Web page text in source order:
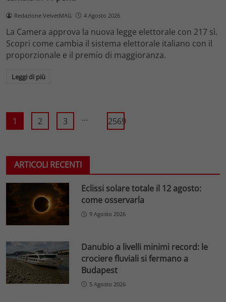
Redazione VelvetMAG 4 Agosto 2026
La Camera approva la nuova legge elettorale con 217 sì.
Scopri come cambia il sistema elettorale italiano con il
proporzionale e il premio di maggioranza.
Leggi di più
1 2 3 ... 2569
ARTICOLI RECENTI
Eclissi solare totale il 12 agosto:
come osservarla
9 Agosto 2026
Danubio a livelli minimi record: le
crociere fluviali si fermano a
Budapest
5 Agosto 2026